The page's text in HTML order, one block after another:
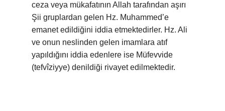
ceza veya mükafatının Allah tarafından aşırı
Şii gruplardan gelen Hz. Muhammed’e
emanet edildiğini iddia etmektedirler. Hz. Ali
ve onun neslinden gelen imamlara atıf
yapıldığını iddia edenlere ise Müfevvide
(tefvîziyye) denildiği rivayet edilmektedir.